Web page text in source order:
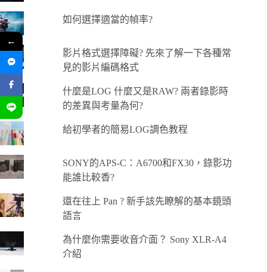
如何選擇適當的幀率?
影片格式選擇障礙? 先來了解一下各種常
見的影片編碼格式
什麼是LOG 什麼又是RAW? 兩者錄影時
的差異與考量為何?
給初學者的簡易LOG調色教程
SONY的APS-C：A6700和FX30，錄影功
能誰比較香?
還在往上 Pan ? 新手該先瞭解的基本鏡頭
語言
為什麼你需要收音介面？ Sony XLR-A4
介紹
←